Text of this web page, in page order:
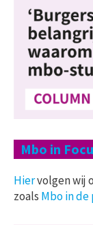
Mbo in
Hiervolgen wij
zoals Mbo in